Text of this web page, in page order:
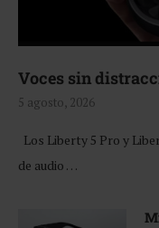
Voces sin
5 agosto, 2026
Los Liberty 5 Pro y
de audio …